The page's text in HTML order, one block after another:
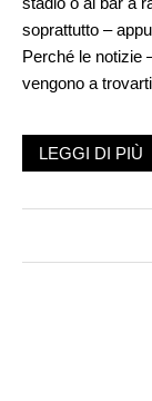
soprattutto –
Perché le notizie
vengono a
meglio starsene
stampa dell’ente
di news o il post
prestito» qualche
LEGGI DI PIÙ